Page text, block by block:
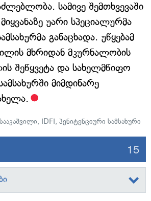
სამივე შემთხვევაში
უარი სპეციალურმა
განაცხადა. უწყებამ
მხრიდან მკურნალობის
შეწყვეტა და სახელმწიფო
მიმდინარე
, IDFI, პენიტენციური სამსახური
15